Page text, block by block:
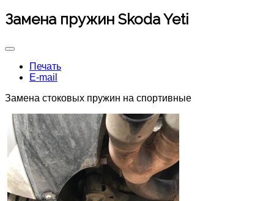
Замена пружин Skoda Yeti
Печать
E-mail
Замена стоковых пружин на спортивные